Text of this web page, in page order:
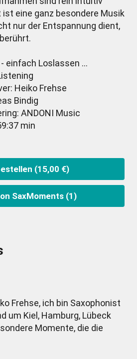
eine ganz besondere Musik
nur der Entspannung dient,
einfach Loslassen …
Heiko Frehse
Bindig
ANDONI Music
min
(15,00 €)
SaxMoments (1)
Frehse, ich bin Saxophonist
um Kiel, Hamburg, Lübeck
Momente, die die